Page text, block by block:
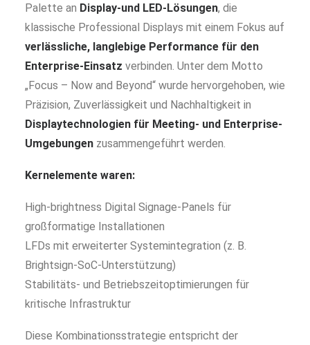
Palette an Display-und LED-Lösungen, die
klassische Professional Displays mit einem Fokus auf
verlässliche, langlebige Performance für den
Enterprise-Einsatz verbinden. Unter dem Motto
„Focus – Now and Beyond“ wurde hervorgehoben, wie
Präzision, Zuverlässigkeit und Nachhaltigkeit in
Displaytechnologien für Meeting- und Enterprise-
Umgebungen zusammengeführt werden.
Kernelemente waren:
High-brightness Digital Signage-Panels für
großformatige Installationen
LFDs mit erweiterter Systemintegration (z. B.
Brightsign-SoC-Unterstützung)
Stabilitäts- und Betriebszeitoptimierungen für
kritische Infrastruktur
Diese Kombinationsstrategie entspricht der